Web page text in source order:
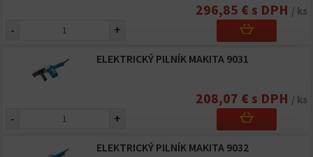
296,85 € s DPH / ks
- +
ELEKTRICKÝ PILNÍK MAKITA 9031
208,07 € s DPH / ks
- +
ELEKTRICKÝ PILNÍK MAKITA 9032